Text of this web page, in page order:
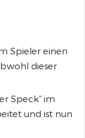
Spieler einen
dieser
Speck“ im
und ist nun